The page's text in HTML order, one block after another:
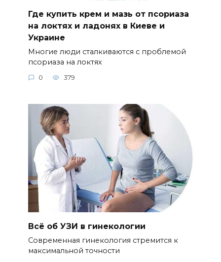
Где купить крем и мазь от псориаза
на локтях и ладонях в Киеве и
Украине
Многие люди сталкиваются с проблемой
псориаза на локтях
0 379
Всё об УЗИ в гинекологии
Современная гинекология стремится к
максимальной точности